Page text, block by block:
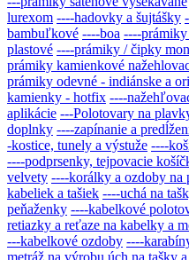
lurexom ----hadovky a šujtášky
bambuľkové ----boa ----
plastové ----prámiky / čipky
prámiky kamienkové
prámiky odevné - indiánske a
kamienky - hotfix ----
aplikácie ---Polotovary na
doplnky ----zapínanie a
-kostice, tunely a výstuže ----
----podprsenky, tejpovacie
velvety ----korálky a ozdoby na
kabeliek a tašiek ----uchá na
peňaženky ----kabelkové
retiazky a reťaze na kabelky a
---kabelkové ozdoby ----
metráž na výrobu úch na tašky